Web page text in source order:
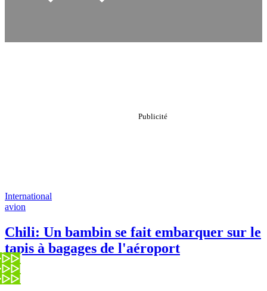
International
avion
Chili: Un bambin se fait embarquer sur le
tapis à bagages de l'aéroport